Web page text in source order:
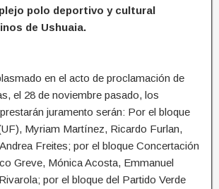
polo deportivo y cultural
de Ushuaia.
en el acto de proclamación de
el 28 de noviembre pasado, los
juramento serán: Por el bloque
Myriam Martínez, Ricardo Furlan,
Freites; por el bloque Concertación
Greve, Mónica Acosta, Emmanuel
por el bloque del Partido Verde